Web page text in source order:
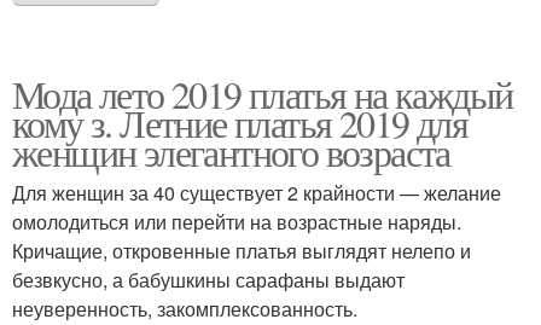
Мода лето 2019 платья на каждый
кому з. Летние платья 2019 для
женщин элегантного возраста
Для женщин за 40 существует 2 крайности — желание
омолодиться или перейти на возрастные наряды.
Кричащие, откровенные платья выглядят нелепо и
безвкусно, а бабушкины сарафаны выдают
неуверенность, закомплексованность.